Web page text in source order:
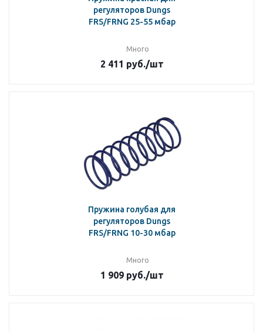
регуляторов Dungs
FRS/FRNG 25-55 мбар
Много
2 411 руб./шт
Пружина голубая для
регуляторов Dungs
FRS/FRNG 10-30 мбар
Много
1 909руб./шт